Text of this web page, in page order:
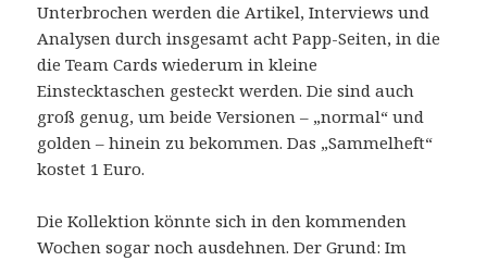
Unterbrochen werden die Artikel, Interviews und
Analysen durch insgesamt acht Papp-Seiten, in die
die Team Cards wiederum in kleine
Einstecktaschen gesteckt werden. Die sind auch
groß genug, um beide Versionen – „normal“ und
golden – hinein zu bekommen. Das „Sammelheft“
kostet 1 Euro.
Die Kollektion könnte sich in den kommenden
Wochen sogar noch ausdehnen. Der Grund: Im